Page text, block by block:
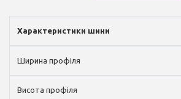
Характеристики шини
Ширина профіля
Висота профіля